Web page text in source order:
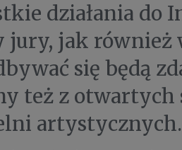
działania do
jury, jak również
się będą
też z otwartych
artystycznych.